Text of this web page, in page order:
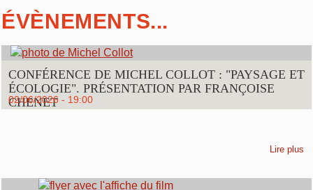
ÉVÈNEMENTS...
CONFÉRENCE DE MICHEL COLLOT : "PAYSAGE ET
ÉCOLOGIE". PRÉSENTATION PAR FRANÇOISE
CHENET
02/06/2026 - 19:00
Lire plus